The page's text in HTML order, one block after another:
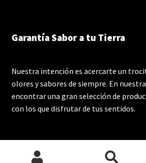
Garantía Sabor a tu Tierra
Nuestra intención es acercarte un
olores y sabores de siempre. En
encontrar una gran selección de
con los que disfrutar de tus sentidos.